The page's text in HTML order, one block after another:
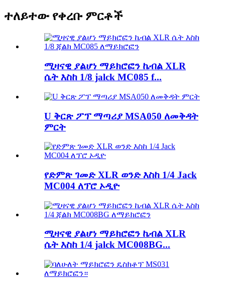
ተለይተው የቀረቡ ምርቶች
ሚዛናዊ ያልሆነ ማይክሮፎን ኬብል XLR
ሴት እስከ 1/8 jalck MC085 f...
U ቅርጽ ፖፕ ማጣሪያ MSA050 ለመቅዳት
ምርት
የድምጽ ገመድ XLR ወንድ እስከ 1/4 Jack
MC004 ለፕሮ ኦዲዮ
ሚዛናዊ ያልሆነ ማይክሮፎን ኬብል XLR
ሴት እስከ 1/4 jalck MC008BG...